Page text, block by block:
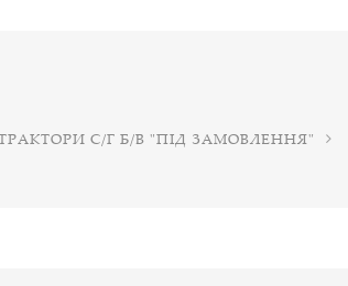
С/Г Б/В "ПІД ЗАМОВЛЕННЯ"